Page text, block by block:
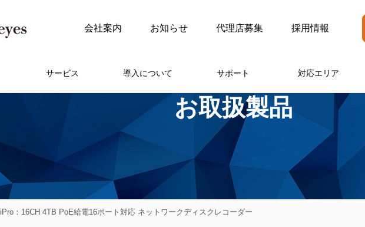
会社案内 お知らせ 代理店募集 採用情報
サービス 導入について サポート 対応エリア
お取扱製品
iPro：16CH 4TB PoE給電16ポート対応 ネットワークディスクレコーダー